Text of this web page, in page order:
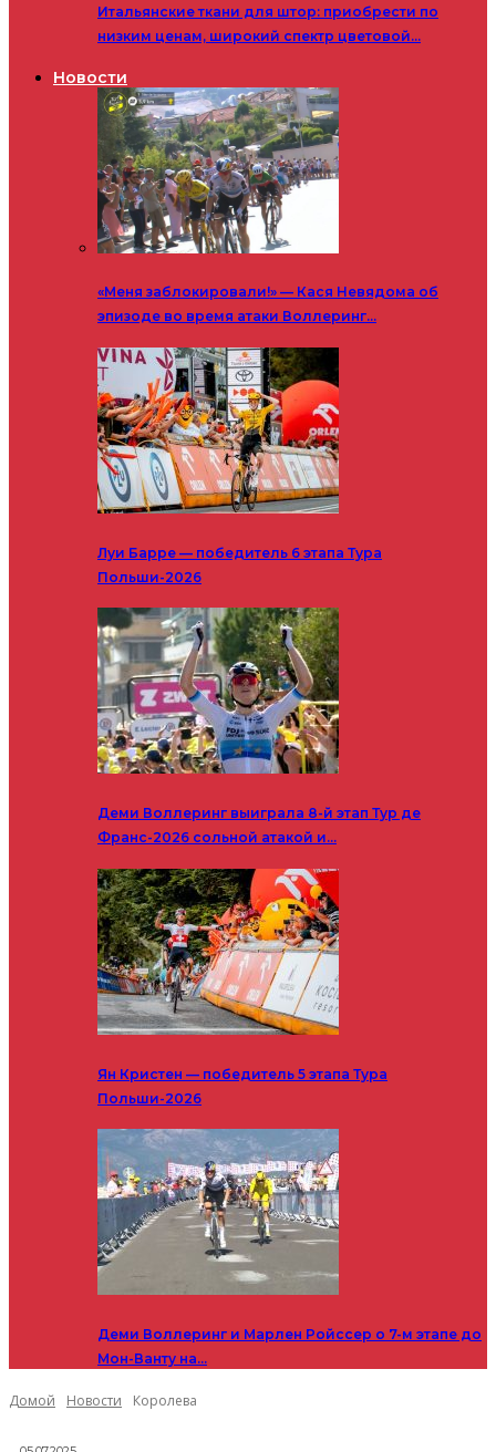
Итальянские ткани для штор: приобрести по
низким ценам, широкий спектр цветовой…
Новости
«Меня заблокировали!» — Кася Невядома об
эпизоде во время атаки Воллеринг…
Луи Барре — победитель 6 этапа Тура
Польши-2026
Деми Воллеринг выиграла 8-й этап Тур де
Франс-2026 сольной атакой и…
Ян Кристен — победитель 5 этапа Тура
Польши-2026
Деми Воллеринг и Марлен Ройссер о 7-м этапе до
Мон-Ванту на…
Домой Новости Королева